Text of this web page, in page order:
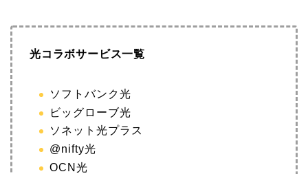
光コラボサービス一覧
ソフトバンク光
ビッグローブ光
ソネット光プラス
@nifty光
OCN光